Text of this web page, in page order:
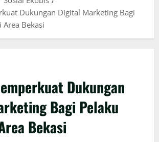
Dukungan Digital Marketing Bagi
Area Bekasi
Dukungan
Bagi Pelaku
Bekasi